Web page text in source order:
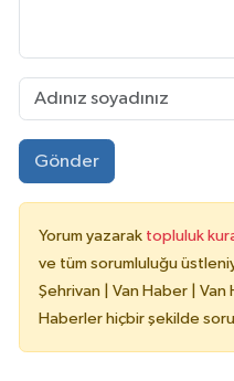
Gönder
Yorum yazarak topluluk
ve tüm sorumluluğu
Şehrivan | Van Haber | Van
Haberler hiçbir şekilde